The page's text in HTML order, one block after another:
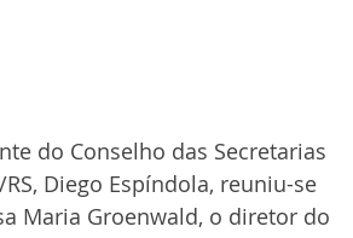
do Conselho das Secretarias
Diego Espíndola, reuniu-se
Maria Groenwald, o diretor do